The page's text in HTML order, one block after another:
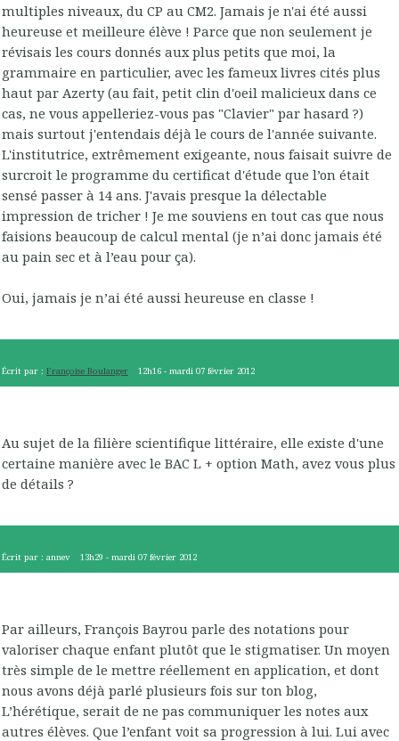
multiples niveaux, du CP au CM2. Jamais je n'ai été aussi
heureuse et meilleure élève ! Parce que non seulement je
révisais les cours donnés aux plus petits que moi, la
grammaire en particulier, avec les fameux livres cités plus
haut par Azerty (au fait, petit clin d'oeil malicieux dans ce
cas, ne vous appelleriez-vous pas "Clavier" par hasard ?)
mais surtout j'entendais déjà le cours de l'année suivante.
L'institutrice, extrêmement exigeante, nous faisait suivre de
surcroit le programme du certificat d'étude que l’on était
sensé passer à 14 ans. J'avais presque la délectable
impression de tricher ! Je me souviens en tout cas que nous
faisions beaucoup de calcul mental (je n’ai donc jamais été
au pain sec et à l’eau pour ça).
Oui, jamais je n’ai été aussi heureuse en classe !
Écrit par : Françoise Boulanger 12h16 -mardi 07 février 2012
Au sujet de la filière scientifique littéraire, elle existe d'une
certaine manière avec le BAC L + option Math, avez vous plus
de détails ?
Écrit par : annev 13h29 -mardi 07 février 2012
Par ailleurs, François Bayrou parle des notations pour
valoriser chaque enfant plutôt que le stigmatiser. Un moyen
très simple de le mettre réellement en application, et dont
nous avons déjà parlé plusieurs fois sur ton blog,
L’hérétique, serait de ne pas communiquer les notes aux
autres élèves. Que l’enfant voit sa progression à lui. Lui avec